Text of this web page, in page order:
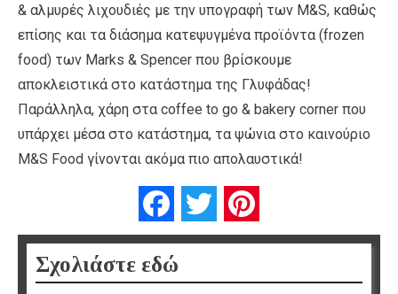
& αλμυρές λιχουδιές με την υπογραφή των M&S, καθώς
επίσης και τα διάσημα κατεψυγμένα προϊόντα (frozen
food) των Marks & Spencer που βρίσκουμε
αποκλειστικά στο κατάστημα της Γλυφάδας!
Παράλληλα, χάρη στα coffee to go & bakery corner που
υπάρχει μέσα στο κατάστημα, τα ψώνια στο καινούριο
M&S Food γίνονται ακόμα πιο απολαυστικά!
FacebookTwitter
Σχολιάστε εδώ